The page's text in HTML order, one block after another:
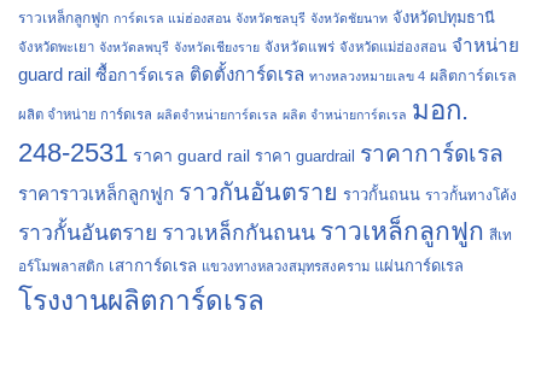
ราวเหล็กลูกฟูก การ์ดเรล แม่ฮ่องสอน จังหวัดชลบุรี จังหวัดชัยนาท จังหวัดปทุมธานี
จังหวัดพะเยา จังหวัดลพบุรี จังหวัดเชียงราย จังหวัดแพร่ จังหวัดแม่ฮ่องสอน จำหน่าย
guard rail ซื้อการ์ดเรล ติดตั้งการ์ดเรล ทางหลวงหมายเลข 4 ผลิตการ์ดเรล
ผลิต จำหน่าย การ์ดเรล ผลิตจำหน่ายการ์ดเรล ผลิต จำหน่ายการ์ดเรล มอก.
248-2531 ราคา guard rail ราคา guardrail ราคาการ์ดเรล
ราคาราวเหล็กลูกฟูก ราวกันอันตราย ราวกั้นถนน ราวกั้นทางโค้ง
ราวกั้นอันตราย ราวเหล็กกันถนน ราวเหล็กลูกฟูก สีเท
อร์โมพลาสติก เสาการ์ดเรล แขวงทางหลวงสมุทรสงคราม แผ่นการ์ดเรล
โรงงานผลิตการ์ดเรล